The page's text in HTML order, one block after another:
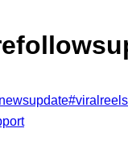
newsupdate#viralreels